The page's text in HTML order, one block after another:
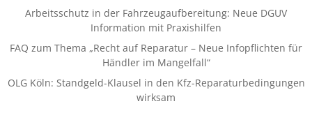
Arbeitsschutz in der Fahrzeugaufbereitung: Neue DGUV
Information mit Praxishilfen
FAQ zum Thema „Recht auf Reparatur – Neue Infopflichten für
Händler im Mangelfall“
OLG Köln: Standgeld-Klausel in den Kfz-Reparaturbedingungen
wirksam